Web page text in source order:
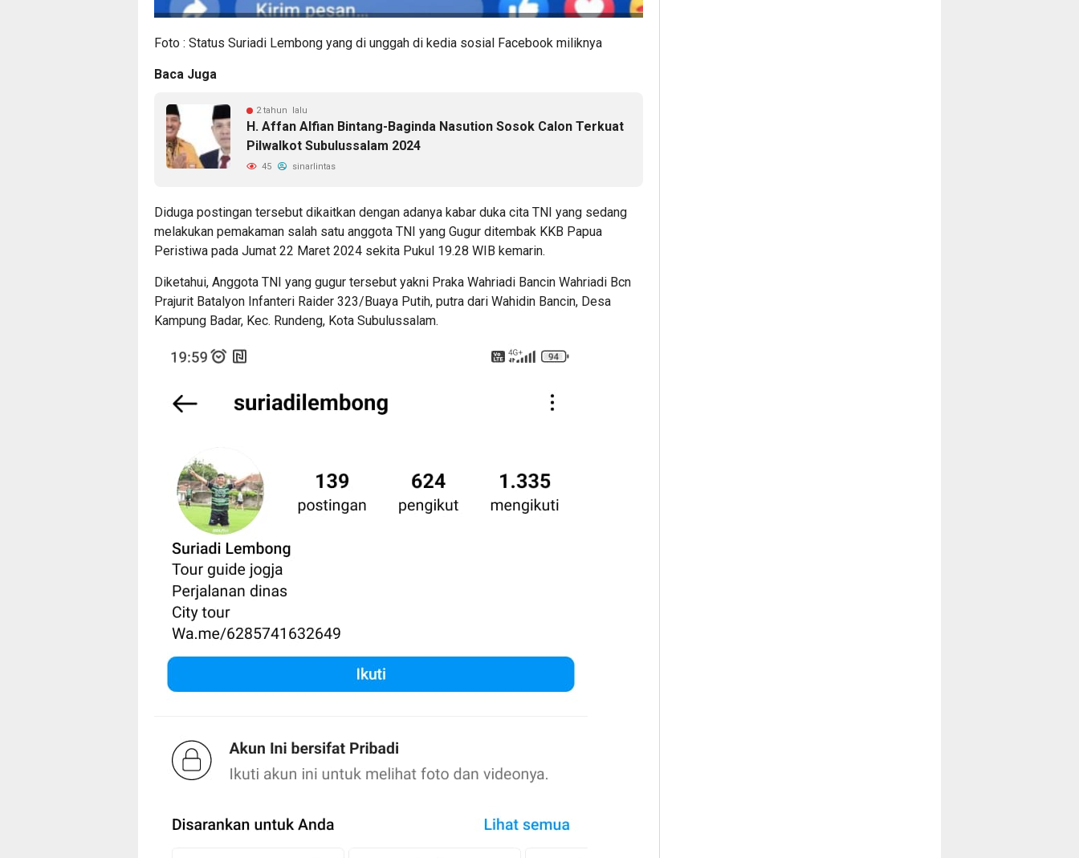
Foto : Status Suriadi Lembong yang di unggah di kedia sosial Facebook miliknya
Baca Juga
2 tahun lalu
H. Affan Alfian Bintang-Baginda Nasution Sosok Calon Terkuat
Pilwalkot Subulussalam 2024
45 sinarlintas
Diduga postingan tersebut dikaitkan dengan adanya kabar duka cita TNI yang sedang
melakukan pemakaman salah satu anggota TNI yang Gugur ditembak KKB Papua
Peristiwa pada Jumat 22 Maret 2024 sekita Pukul 19.28 WIB kemarin.
Diketahui, Anggota TNI yang gugur tersebut yakni Praka Wahriadi Bancin Wahriadi Bcn
Prajurit Batalyon Infanteri Raider 323/Buaya Putih, putra dari Wahidin Bancin, Desa
Kampung Badar, Kec. Rundeng, Kota Subulussalam.